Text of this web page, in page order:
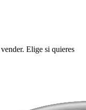
Elige si quieres